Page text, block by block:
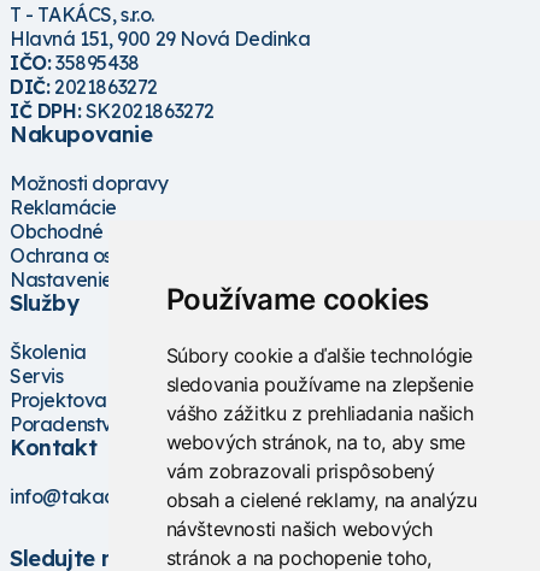
Používame cookies
Súbory cookie a ďalšie technológie
sledovania používame na zlepšenie
vášho zážitku z prehliadania našich
webových stránok, na to, aby sme
vám zobrazovali prispôsobený
obsah a cielené reklamy, na analýzu
návštevnosti našich webových
stránok a na pochopenie toho,
T - TAKÁCS, s.r.o.
Hlavná 151, 900 29 Nová Dedinka
IČO:35895438
DIČ:2021863272
IČ DPH:SK2021863272
Nakupovanie
Možnosti dopravy
Reklamácie
Obchodné podmienky
Ochrana osobných údajov
Nastavenie cookies
Služby
Školenia
Servis
Projektovanie
Poradenstvo
Kontakt
info@takacs.sk
Sledujte nás